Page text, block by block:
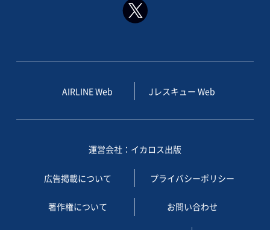
AIRLINE Web Jレスキュー Web
運営会社：イカロス出版
広告掲載について プライバシーポリシー
著作権について お問い合わせ